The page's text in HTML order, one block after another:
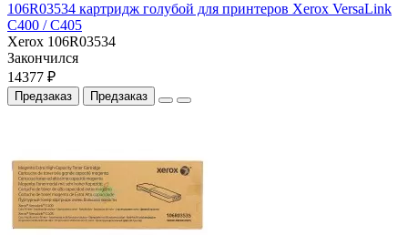
106R03534 картридж голубой для принтеров Xerox VersaLink
C400 / C405
Xerox 106R03534
Закончился
14377 ₽
Предзаказ Предзаказ